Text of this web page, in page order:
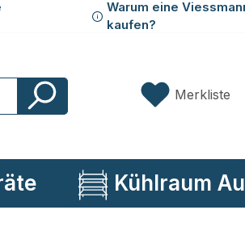
Warum eine
kaufen?
Merkliste
Kühlraum